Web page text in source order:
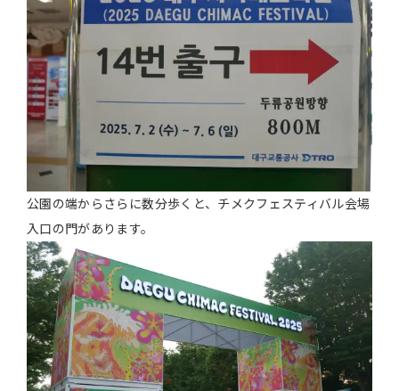
公園の端からさらに数分歩くと、チメクフェスティバル会場
入口の門があります。